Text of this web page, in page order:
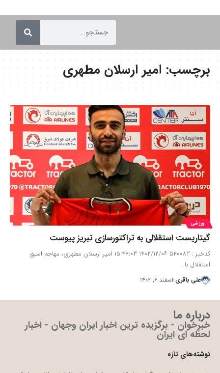
برچسب:امیر ارسلان مطهری
ورزشی
گیتاریست استقلالی به تراکتورسازی تبریز پیوست
کدخبر : ۵۴۰۰۸۲ ۱۴۰۲/۱۲/۰۶ ۱۵:۴۷:۰۳ امیر ارسلان مطهری، ​مهاجم اسبق
استقلال با…
علی باقری اسفند ۶, ۱۴۰۲
درباره ما
خبرخوان - برگزیده ترین اخبار ایران وجهان - اخبار
لحظه ای ایران
نوشته‌های تازه